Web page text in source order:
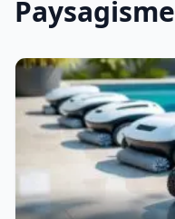
Paysagisme